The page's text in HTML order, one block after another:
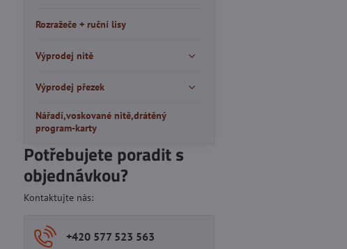
Rozražeče + ruční lisy
Výprodej nitě
Výprodej přezek
Nářadí,voskované nitě,drátěný
program-karty
Potřebujete poradit s
objednávkou?
Kontaktujte nás:
+420 577 523 563